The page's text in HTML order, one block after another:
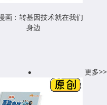
画：转基因技术就在我们
身边
更多>>